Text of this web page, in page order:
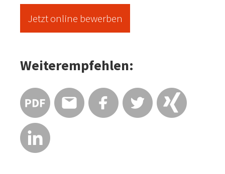
Jetzt online bewerben
Weiterempfehlen: